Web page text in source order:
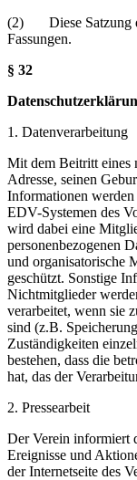
(2) Diese Satzung
Fassungen.
§ 32
1. Datenverarbeitung
Mit dem Beitritt eines
Adresse, seinen
Informationen
EDV-Systemen des
wird dabei eine
personenbezogenen
und organisatorische
geschützt. Sonstige
Nichtmitglieder
verarbeitet, wenn sie
sind (z.B.
Zuständigkeiten
bestehen, dass die
hat, das der
2. Pressearbeit
Der Verein informiert
Ereignisse und
der Internetseite des